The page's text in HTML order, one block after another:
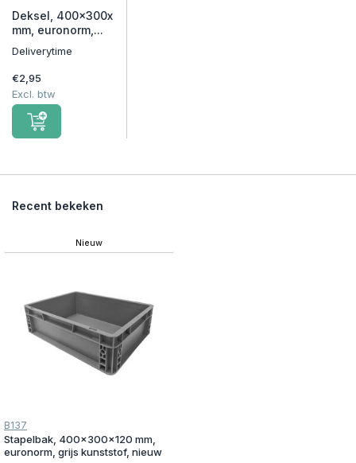
Deksel, 400x300x
mm, euronorm,...
Deliverytime
€2,95
Excl. btw
Recent bekeken
Nieuw
B137
Stapelbak, 400x300x120 mm,
euronorm, grijs kunststof, nieuw